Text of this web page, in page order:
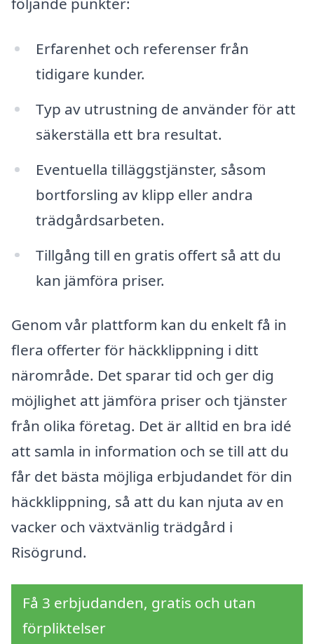
Erfarenhet och referenser från
tidigare kunder.
Typ av utrustning de använder för att
säkerställa ett bra resultat.
Eventuella tilläggstjänster, såsom
bortforsling av klipp eller andra
trädgårdsarbeten.
Tillgång till en gratis offert så att du
kan jämföra priser.
Genom vår plattform kan du enkelt få in
flera offerter för häckklippning i ditt
närområde. Det sparar tid och ger dig
möjlighet att jämföra priser och tjänster
från olika företag. Det är alltid en bra idé
att samla in information och se till att du
får det bästa möjliga erbjudandet för din
häckklippning, så att du kan njuta av en
vacker och växtvänlig trädgård i
Risögrund.
Få 3 erbjudanden, gratis och utan
förpliktelser